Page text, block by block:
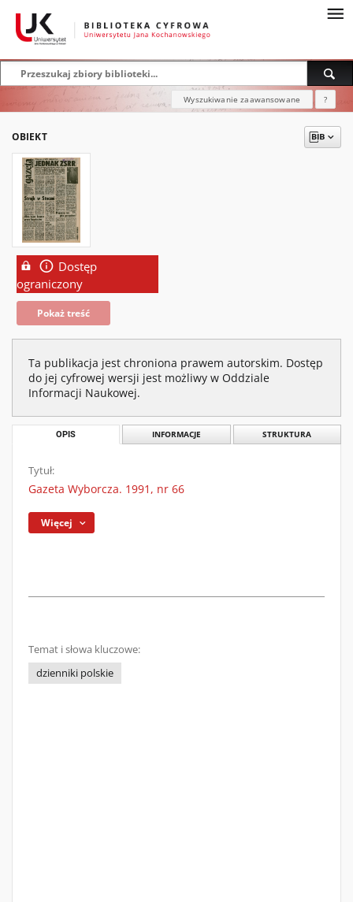
Wyszukiwanie zaawansowane ?
OBIEKT
Dostęp
ograniczony
Pokaż treść
Ta publikacja jest chroniona prawem autorskim. Dostęp
do jej cyfrowej wersji jest możliwy w Oddziale
Informacji Naukowej.
OPIS INFORMACJE STRUKTURA
Tytuł:
Gazeta Wyborcza. 1991, nr 66
Więcej
Temat i słowa kluczowe:
dzienniki polskie